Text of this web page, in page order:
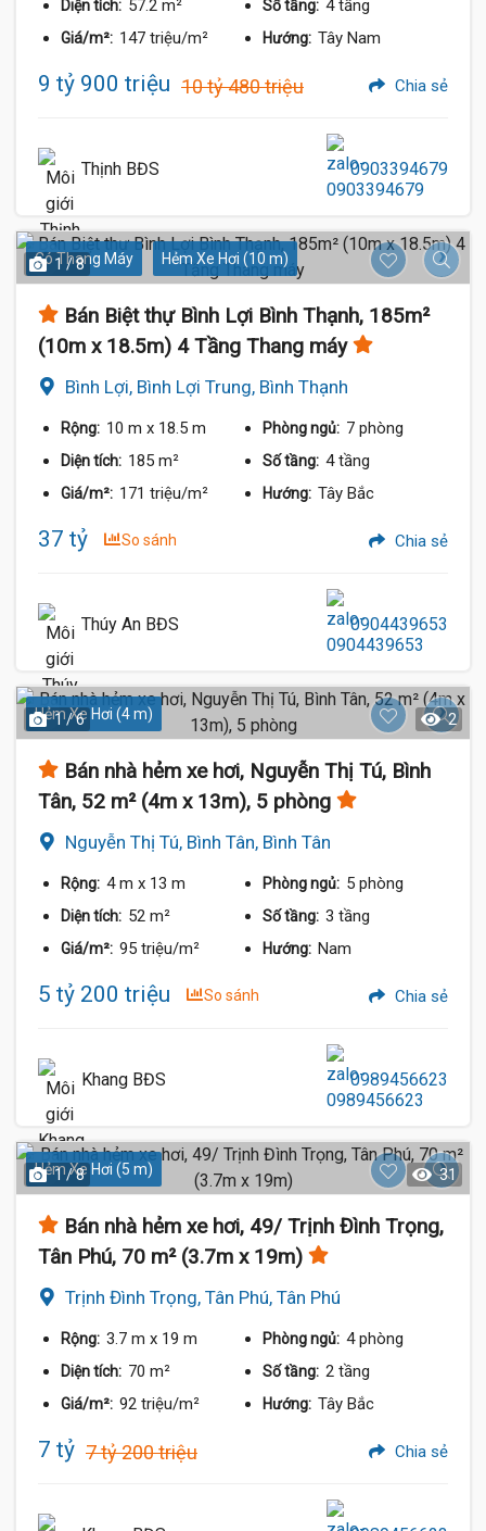
Diện tích: 57.2 m² Số tầng: 4 tầng
Giá/m²: 147 triệu/m² Hướng: Tây Nam
9 tỷ 900 triệu 10 tỷ 480 triệu Chia sẻ
Thịnh BĐS 0903394679
Có Thang Máy Hẻm Xe Hơi (10 m)
1 / 8
Bán Biệt thự Bình Lợi Bình Thạnh, 185m²
(10m x 18.5m) 4 Tầng Thang máy
Bình Lợi, Bình Lợi Trung, Bình Thạnh
Rộng: 10 m x 18.5 m Phòng ngủ: 7 phòng
Diện tích: 185 m² Số tầng: 4 tầng
Giá/m²: 171 triệu/m² Hướng: Tây Bắc
37 tỷ So sánh Chia sẻ
Thúy An BĐS 0904439653
Hẻm Xe Hơi (4 m)
1 / 6 2
Bán nhà hẻm xe hơi, Nguyễn Thị Tú, Bình
Tân, 52 m² (4m x 13m), 5 phòng
Nguyễn Thị Tú, Bình Tân, Bình Tân
Rộng: 4 m x 13 m Phòng ngủ: 5 phòng
Diện tích: 52 m² Số tầng: 3 tầng
Giá/m²: 95 triệu/m² Hướng: Nam
5 tỷ 200 triệu So sánh Chia sẻ
Khang BĐS 0989456623
Hẻm Xe Hơi (5 m)
1 / 8 31
Bán nhà hẻm xe hơi, 49/ Trịnh Đình Trọng,
Tân Phú, 70 m² (3.7m x 19m)
Trịnh Đình Trọng, Tân Phú, Tân Phú
Rộng: 3.7 m x 19 m Phòng ngủ: 4 phòng
Diện tích: 70 m² Số tầng: 2 tầng
Giá/m²: 92 triệu/m² Hướng: Tây Bắc
7 tỷ 7 tỷ 200 triệu Chia sẻ